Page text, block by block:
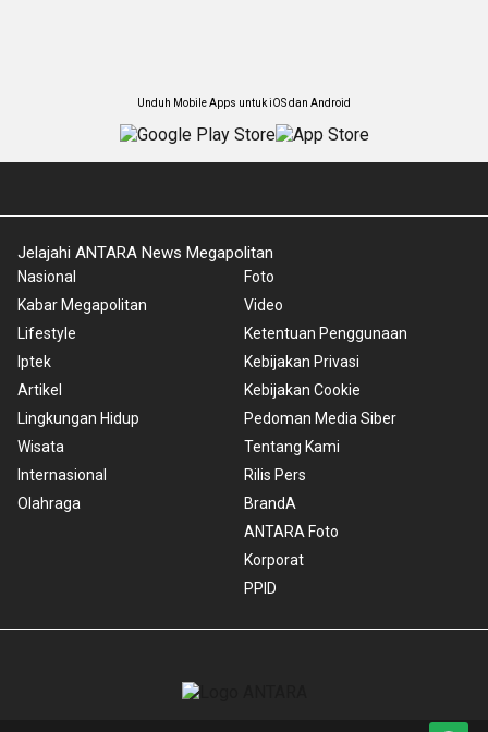
Unduh Mobile Apps untuk iOS dan Android
Jelajahi ANTARA News Megapolitan
Nasional
Kabar Megapolitan
Lifestyle
Iptek
Artikel
Lingkungan Hidup
Wisata
Internasional
Olahraga
Foto
Video
Ketentuan Penggunaan
Kebijakan Privasi
Kebijakan Cookie
Pedoman Media Siber
Tentang Kami
Rilis Pers
BrandA
ANTARA Foto
Korporat
PPID